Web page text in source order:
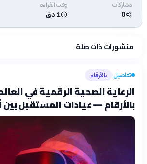
مشاركات
0
وقت القراءة
1 دق
منشورات ذات صلة
تفاصيل› بالأرقام
الرعاية الصحية الرقمية في
بالأرقام — عيادات المستقبل بين